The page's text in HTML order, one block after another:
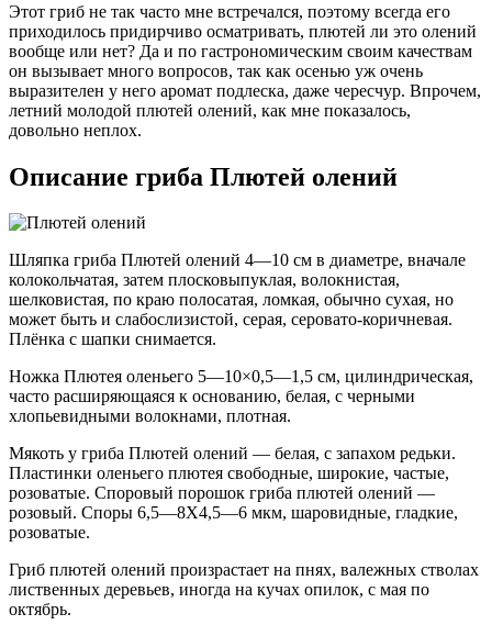
Этот гриб не так часто мне встречался, поэтому всегда его
приходилось придирчиво осматривать, плютей ли это олений
вообще или нет? Да и по гастрономическим своим качествам
он вызывает много вопросов, так как осенью уж очень
выразителен у него аромат подлеска, даже чересчур. Впрочем,
летний молодой плютей олений, как мне показалось,
довольно неплох.
Описание гриба Плютей олений
Шляпка гриба Плютей олений 4—10 см в диаметре, вначале
колокольчатая, затем плосковыпуклая, волокнистая,
шелковистая, по краю полосатая, ломкая, обычно сухая, но
может быть и слабослизистой, серая, серовато-коричневая.
Плёнка с шапки снимается.
Ножка Плютея оленьего 5—10×0,5—1,5 см, цилиндрическая,
часто расширяющаяся к основанию, белая, с черными
хлопьевидными волокнами, плотная.
Мякоть у гриба Плютей олений — белая, с запахом редьки.
Пластинки оленьего плютея свободные, широкие, частые,
розоватые. Споровый порошок гриба плютей олений —
розовый. Споры 6,5—8X4,5—6 мкм, шаровидные, гладкие,
розоватые.
Гриб плютей олений произрастает на пнях, валежных стволах
лиственных деревьев, иногда на кучах опилок, с мая по
октябрь.